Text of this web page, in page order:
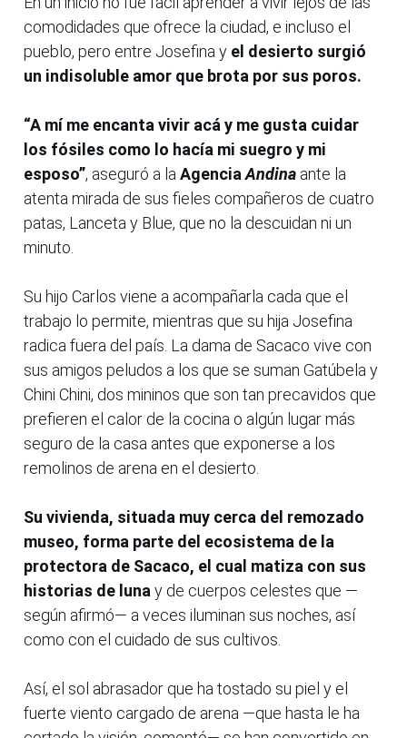
comodidades que ofrece la ciudad, e incluso el
pueblo, pero entre Josefina y el desierto surgió
un indisoluble amor que brota por sus poros.
“A mí me encanta vivir acá y me gusta cuidar
los fósiles como lo hacía mi suegro y mi
esposo”, aseguró a la AgenciaAndina ante la
atenta mirada de sus fieles compañeros de cuatro
patas, Lanceta y Blue, que no la descuidan ni un
minuto.
Su hijo Carlos viene a acompañarla cada que el
trabajo lo permite, mientras que su hija Josefina
radica fuera del país. La dama de Sacaco vive con
sus amigos peludos a los que se suman Gatúbela y
Chini Chini, dos mininos que son tan precavidos que
prefieren el calor de la cocina o algún lugar más
seguro de la casa antes que exponerse a los
remolinos de arena en el desierto.
Su vivienda, situada muy cerca del remozado
museo, forma parte del ecosistema de la
protectora de Sacaco, el cual matiza con sus
historias de luna y de cuerpos celestes que —
según afirmó— a veces iluminan sus noches, así
como con el cuidado de sus cultivos.
Así, el sol abrasador que ha tostado su piel y el
fuerte viento cargado de arena —que hasta le ha